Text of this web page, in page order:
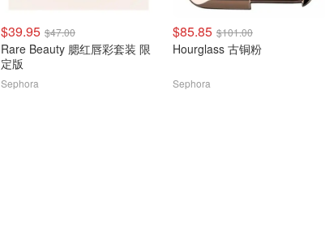
$39.95 $47.00
Rare Beauty 腮红唇彩套装 限
定版
Sephora
$85.85 $101.00
Hourglass 古铜粉
Sephora